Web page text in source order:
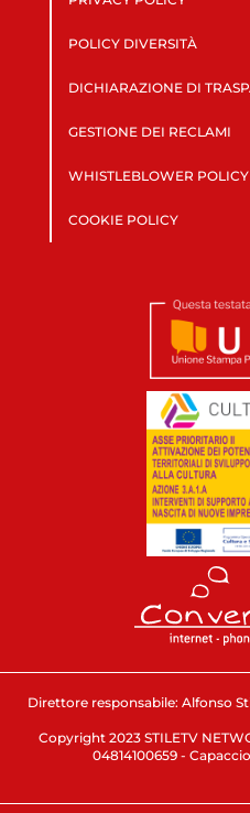
POLICY DIVERSITÀ
DICHIARAZIONE DI
GESTIONE DEI RECLAMI
WHISTLEBLOWER POLICY
COOKIE POLICY
Direttore responsabile: Alfonso
Copyright 2023 STILETV
04814100659 -